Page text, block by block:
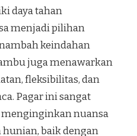
daya tahan
menjadi pilihan
keindahan
juga menawarkan
fleksibilitas, dan
Pagar ini sangat
nuansa
baik dengan